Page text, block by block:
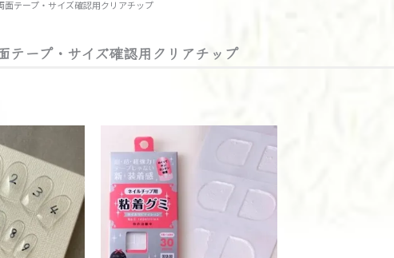
面テープ・サイズ確認用クリアチップ
テープ・サイズ確認用クリアチップ